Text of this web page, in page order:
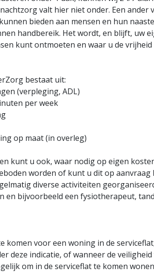
valt hier niet onder. Een ander
bieden aan mensen en hun
handbereik. Het wordt, en blijft, uw
kunt ontmoeten en waar u de
bestaat uit:
(verpleging, ADL)
per week
op maat (in overleg)
kunt u ook, waar nodig op eigen
worden of kunt u dit op aanvraag
diverse activiteiten
en bijvoorbeeld een fysiotherapeut,
komen voor een woning in de
deze indicatie, of wanneer de
om in de serviceflat te komen